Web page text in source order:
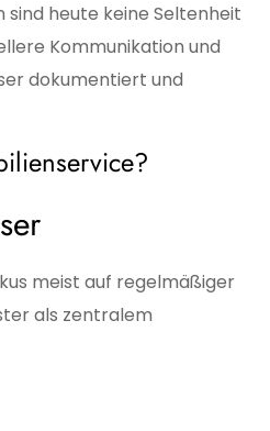
heute keine Seltenheit
Kommunikation und
dokumentiert und
meist auf regelmäßiger
als zentralem